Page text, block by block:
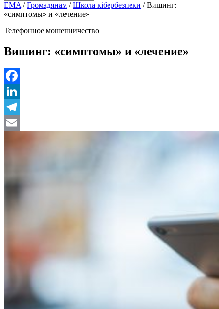
EMA /Громадянам /Школа кібербезпеки /Вишинг:
«симптомы» и «лечение»
Телефонное мошенничество
Вишинг: «симптомы» и «лечение»
Facebook
LinkedIn
Telegram